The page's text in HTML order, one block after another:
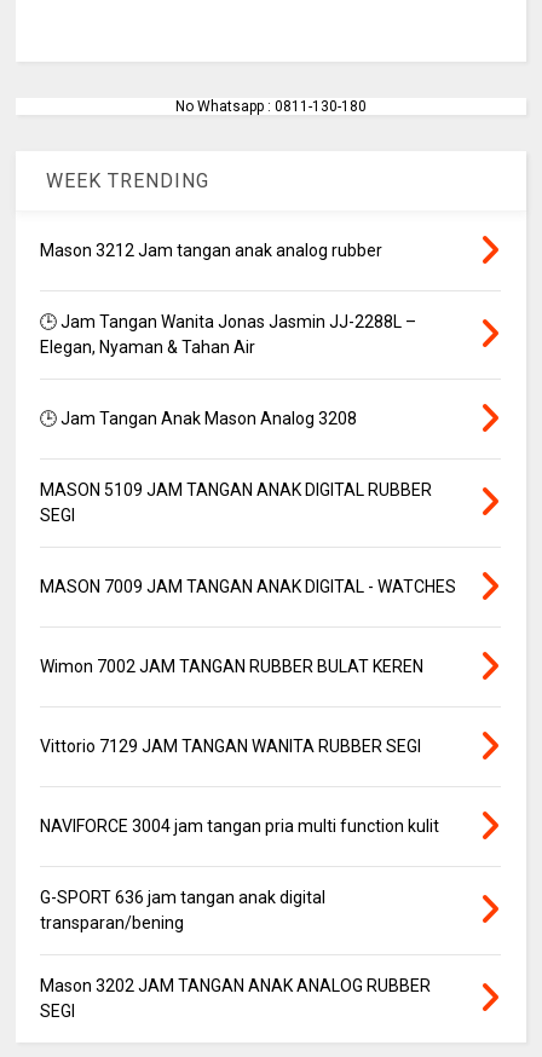
No Whatsapp : 0811-130-180
WEEK TRENDING
Mason 3212 Jam tangan anak analog rubber
🕒 Jam Tangan Wanita Jonas Jasmin JJ-2288L –
Elegan, Nyaman & Tahan Air
🕒 Jam Tangan Anak Mason Analog 3208
MASON 5109 JAM TANGAN ANAK DIGITAL RUBBER
SEGI
MASON 7009 JAM TANGAN ANAK DIGITAL - WATCHES
Wimon 7002 JAM TANGAN RUBBER BULAT KEREN
Vittorio 7129 JAM TANGAN WANITA RUBBER SEGI
NAVIFORCE 3004 jam tangan pria multi function kulit
G-SPORT 636 jam tangan anak digital
transparan/bening
Mason 3202 JAM TANGAN ANAK ANALOG RUBBER
SEGI